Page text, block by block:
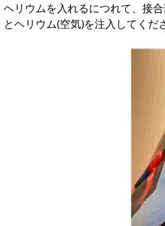
ヘリウムを入れるにつれて、接
とヘリウム(空気)を注入してくだ